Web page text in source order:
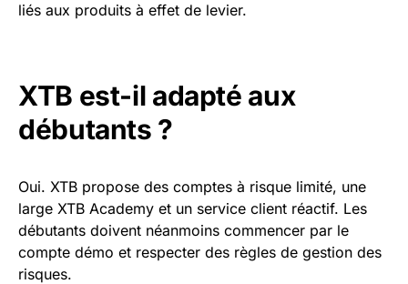
liés aux produits à effet de levier.
XTB est-il adapté aux
débutants ?
Oui. XTB propose des comptes à risque limité, une
large XTB Academy et un service client réactif. Les
débutants doivent néanmoins commencer par le
compte démo et respecter des règles de gestion des
risques.